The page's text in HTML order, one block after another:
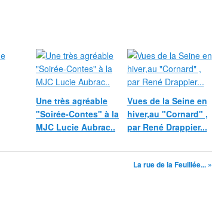
Une très agréable
"Soirée-Contes" à la
MJC Lucie Aubrac..
Vues de la Seine en
hiver,au "Cornard" ,
par René Drappier...
La rue de la Feuillée... »